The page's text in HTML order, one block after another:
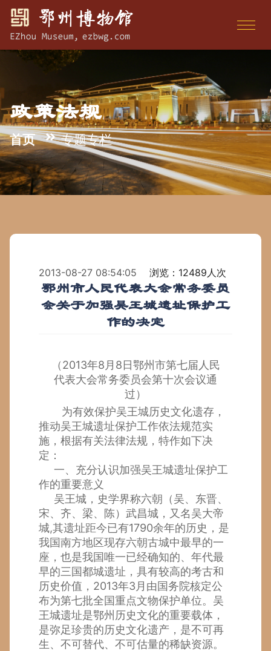
政策法规
首页 专题专栏
2013-08-27 08:54:05 浏览：12489人次
鄂州市人民代表大会常务委员
会关于加强吴王城遗址保护工
作的决定
（2013年8月8日鄂州市第七届人民
代表大会常务委员会第十次会议通
过）
为有效保护吴王城历史文化遗存，
推动吴王城遗址保护工作依法规范实
施，根据有关法律法规，特作如下决
定：
一、充分认识加强吴王城遗址保护工
作的重要意义
吴王城，史学界称六朝（吴、东晋、
宋、齐、梁、陈）武昌城，又名吴大帝
城,其遗址距今已有1790余年的历史，是
我国南方地区现存六朝古城中最早的一
座，也是我国唯一已经确知的、年代最
早的三国都城遗址，具有较高的考古和
历史价值，2013年3月由国务院核定公
布为第七批全国重点文物保护单位。吴
王城遗址是鄂州历史文化的重要载体，
是弥足珍贵的历史文化遗产，是不可再
生、不可替代、不可估量的稀缺资源。